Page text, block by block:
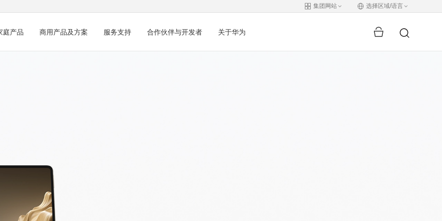
集团网站 选择区域/语言
庭产品 商用产品及方案 服务支持 合作伙伴与开发者 关于华为